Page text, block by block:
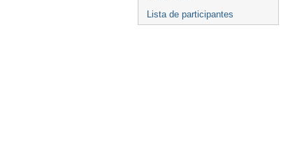
Lista de participantes